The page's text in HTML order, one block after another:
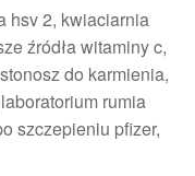
hsv 2, kwiaciarnia
źródła witaminy c,
do karmienia,
rumia
szczepieniu pfizer,